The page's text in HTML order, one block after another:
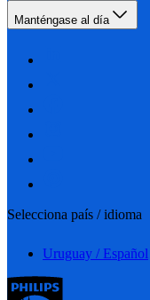
Manténgase al día
Selecciona país / idioma
Uruguay / Español